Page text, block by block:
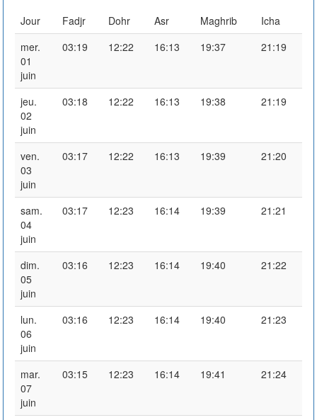
Jour Fadjr Dohr Asr Maghrib
Icha
mer.
01
juin
03:19 12:22 16:13 19:37 21:19
jeu.
02
juin
03:18 12:22 16:13 19:38 21:19
ven.
03
juin
03:17 12:22 16:13 19:39 21:20
sam.
04
juin
03:17 12:23 16:14 19:39 21:21
dim.
05
juin
03:16 12:23 16:14 19:40 21:22
lun.
06
juin
03:16 12:23 16:14 19:40 21:23
mar.
07
juin
03:15 12:23 16:14 19:41 21:24